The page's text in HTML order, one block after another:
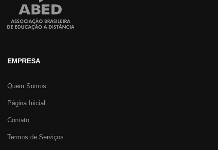
EMPRESA
Quem Somos
Página Inicial
Contato
Termos de Serviços